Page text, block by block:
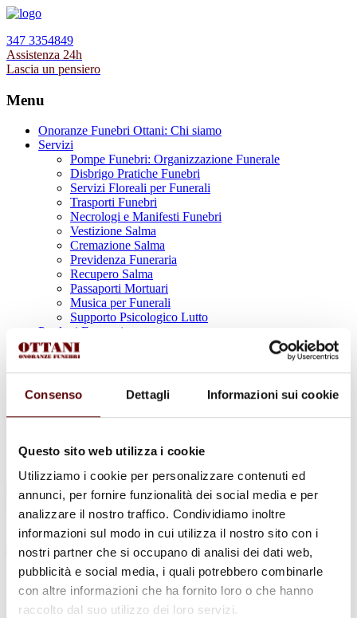
Consenso Dettagli Informazioni sui cookie
Questo sito web utilizza i cookie
Utilizziamo i cookie per personalizzare contenuti ed
annunci, per fornire funzionalità dei social media e per
analizzare il nostro traffico. Condividiamo inoltre
informazioni sul modo in cui utilizza il nostro sito con i
nostri partner che si occupano di analisi dei dati web,
pubblicità e social media, i quali potrebbero combinarle
con altre informazioni che ha fornito loro o che hanno
raccolto dal suo utilizzo dei loro servizi.
347 3354849
Assistenza 24h
Lascia un pensiero
Menu
Onoranze Funebri Ottani: Chi siamo
Servizi
Pompe Funebri: Organizzazione Funerale
Disbrigo Pratiche Funebri
Servizi Floreali per Funerali
Trasporti Funebri
Necrologi e Manifesti Funebri
Vestizione Salma
Cremazione Salma
Previdenza Funeraria
Recupero Salma
Passaporti Mortuari
Musica per Funerali
Supporto Psicologico Lutto
Prodotti Funerari
Lapidi, Lastre tombali e Monumenti Funerari
Urne Cinerarie
Allestimento Funebre
Cofani Funebri
In caso di decesso
Necrologi
Sedi Onoranze Funebri Ottani
per:
Carla Landini